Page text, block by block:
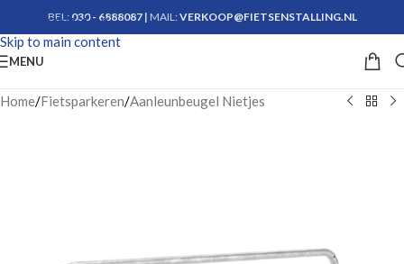
Skip to navigation
Skip to main content
BEL: 030 - 6888087| MAIL:VERKOOP@FIETSENSTALLING.NL
MENU
Home/Fietsparkeren/Aanleunbeugel Nietjes